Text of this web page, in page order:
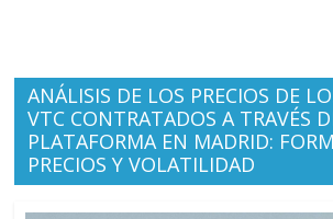
ANÁLISIS DE LOS PRECIOS DE
VTC CONTRATADOS A TRAVÉS
PLATAFORMA EN MADRID:
PRECIOS Y VOLATILIDAD